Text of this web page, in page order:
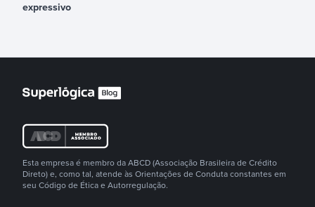
expressivo
Esta empresa é membro da ABCD (Associação Brasileira de Crédito
Direto) e, como tal, atende às Orientações de Conduta constantes em
seu Código de Ética e Autorregulação.